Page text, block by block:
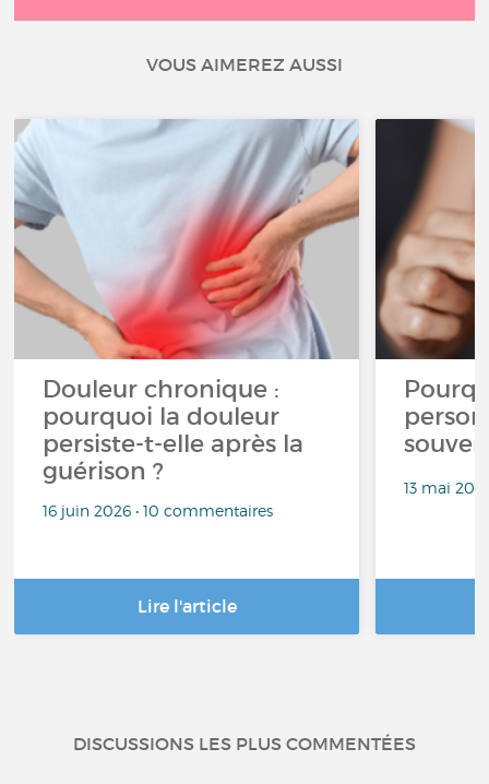
VOUS AIMEREZ AUSSI
Douleur chronique :
pourquoi la douleur
persiste-t-elle après la
guérison ?
16 juin 2026 • 10 commentaires
Lire l'article
13 mai
DISCUSSIONS LES PLUS COMMENTÉES